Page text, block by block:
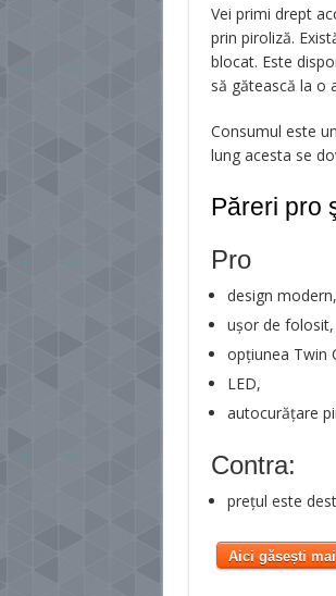
Vei primi drept
prin piroliză.
blocat. Este
să gătească la o
Consumul este
lung acesta se
Păreri pro
Pro
design modern,
ușor de folosit,
opțiunea Twin
LED,
autocurățare
Contra:
prețul este
Aici găsești